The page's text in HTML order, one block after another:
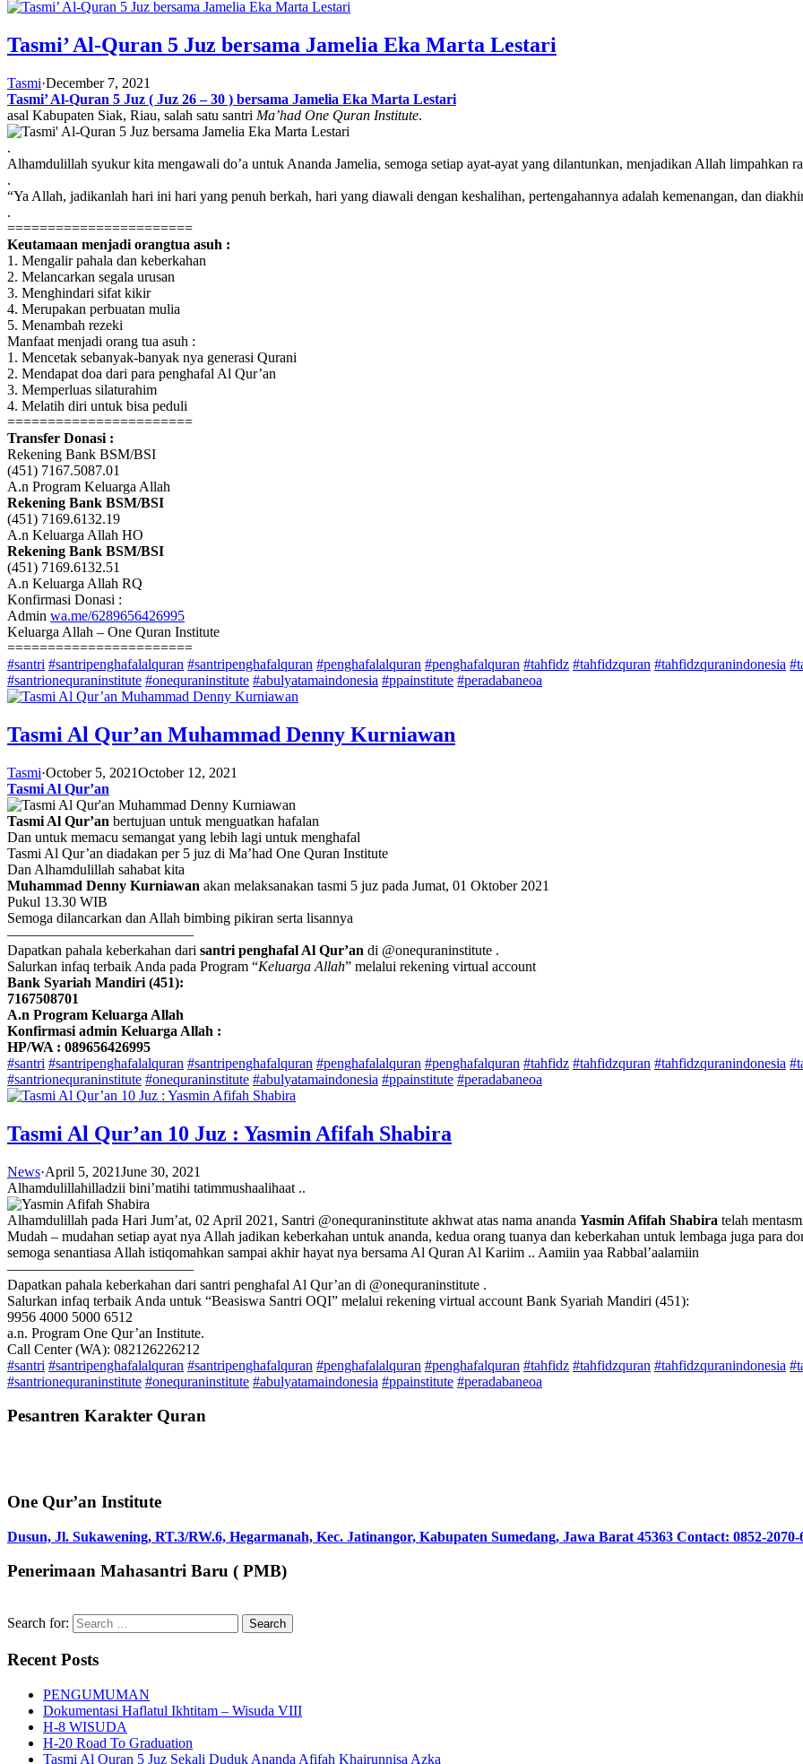
Tasmi’ Al-Quran 5 Juz bersama Jamelia Eka Marta Lestari
Tasmi·December 7, 2021
Tasmi’ Al-Quran 5 Juz ( Juz 26 – 30 ) bersama Jamelia Eka Marta Lestari
asal Kabupaten Siak, Riau, salah satu santri Ma’had One Quran Institute.
.
Alhamdulillah syukur kita mengawali do’a untuk Ananda Jamelia, semoga setiap ayat-ayat yang dilantunkan, menjadikan Allah limpahkan
.
“Ya Allah, jadikanlah hari ini hari yang penuh berkah, hari yang diawali dengan keshalihan, pertengahannya adalah kemenangan, dan
.
=======================
Keutamaan menjadi orangtua asuh :
1. Mengalir pahala dan keberkahan
2. Melancarkan segala urusan
3. Menghindari sifat kikir
4. Merupakan perbuatan mulia
5. Menambah rezeki
Manfaat menjadi orang tua asuh :
1. Mencetak sebanyak-banyak nya generasi Qurani
2. Mendapat doa dari para penghafal Al Qur’an
3. Memperluas silaturahim
4. Melatih diri untuk bisa peduli
=======================
Transfer Donasi :
Rekening Bank BSM/BSI
(451) 7167.5087.01
A.n Program Keluarga Allah
Rekening Bank BSM/BSI
(451) 7169.6132.19
A.n Keluarga Allah HO
Rekening Bank BSM/BSI
(451) 7169.6132.51
A.n Keluarga Allah RQ
Konfirmasi Donasi :
Admin wa.me/6289656426995
Keluarga Allah – One Quran Institute
=======================
#santri #santripenghafalalquran #santripenghafalquran #penghafalalquran #penghafalquran #tahfidz #tahfidzquran #tahfidzquranindonesia
#santrionequraninstitute #onequraninstitute #abulyatamaindonesia #ppainstitute #peradabaneoa
Tasmi Al Qur’an Muhammad Denny Kurniawan
Tasmi·October 5, 2021October 12, 2021
Tasmi Al Qur’an
Tasmi Al Qur’an bertujuan untuk menguatkan hafalan
Dan untuk memacu semangat yang lebih lagi untuk menghafal
Tasmi Al Qur’an diadakan per 5 juz di Ma’had One Quran Institute
Dan Alhamdulillah sahabat kita
Muhammad Denny Kurniawan akan melaksanakan tasmi 5 juz pada Jumat, 01 Oktober 2021
Pukul 13.30 WIB
Semoga dilancarkan dan Allah bimbing pikiran serta lisannya
—————————————
Dapatkan pahala keberkahan dari santri penghafal Al Qur’an di @onequraninstitute .
Salurkan infaq terbaik Anda pada Program “Keluarga Allah” melalui rekening virtual account
Bank Syariah Mandiri (451):
7167508701
A.n Program Keluarga Allah
Konfirmasi admin Keluarga Allah :
HP/WA : 089656426995
#santri #santripenghafalalquran #santripenghafalquran #penghafalalquran #penghafalquran #tahfidz #tahfidzquran #tahfidzquranindonesia
#santrionequraninstitute #onequraninstitute #abulyatamaindonesia #ppainstitute #peradabaneoa
Tasmi Al Qur’an 10 Juz : Yasmin Afifah Shabira
News·April 5, 2021June 30, 2021
Alhamdulillahilladzii bini’matihi tatimmushaalihaat ..
Alhamdulillah pada Hari Jum’at, 02 April 2021, Santri @onequraninstitute akhwat atas nama ananda Yasmin Afifah Shabira telah
Mudah – mudahan setiap ayat nya Allah jadikan keberkahan untuk ananda, kedua orang tuanya dan keberkahan untuk lembaga juga para
semoga senantiasa Allah istiqomahkan sampai akhir hayat nya bersama Al Quran Al Kariim .. Aamiin yaa Rabbal’aalamiin
—————————————
Dapatkan pahala keberkahan dari santri penghafal Al Qur’an di @onequraninstitute .
Salurkan infaq terbaik Anda untuk “Beasiswa Santri OQI” melalui rekening virtual account Bank Syariah Mandiri (451):
9956 4000 5000 6512
a.n. Program One Qur’an Institute.
Call Center (WA): 082126226212
#santri #santripenghafalalquran #santripenghafalquran #penghafalalquran #penghafalquran #tahfidz #tahfidzquran #tahfidzquranindonesia
#santrionequraninstitute #onequraninstitute #abulyatamaindonesia #ppainstitute #peradabaneoa
Pesantren Karakter Quran
One Qur’an Institute
Dusun, Jl. Sukawening, RT.3/RW.6, Hegarmanah, Kec. Jatinangor, Kabupaten Sumedang, Jawa Barat 45363 Contact: 0852-2070-
Penerimaan Mahasantri Baru ( PMB)
Search for:
Recent Posts
PENGUMUMAN
Dokumentasi Haflatul Ikhtitam – Wisuda VIII
H-8 WISUDA
H-20 Road To Graduation
Tasmi Al Quran 5 Juz Sekali Duduk Ananda Afifah Khairunnisa Azka